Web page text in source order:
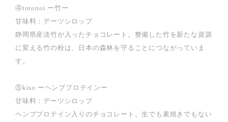
④totonoi ー竹ー
甘味料：デーツシロップ
静岡県産淡竹が入ったチョコレート。整備した竹を新たな資源
に変える竹の粉は、日本の森林を守ることにつながっていま
す。
⑤kiso ーヘンププロテインー
甘味料：デーツシロップ
ヘンププロテイン入りのチョコレート。生でも素焼きでもない